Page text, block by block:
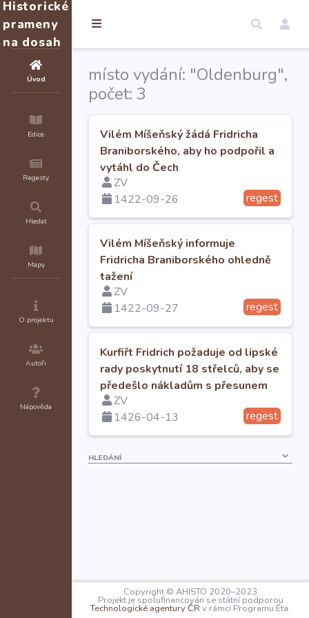
Historické
prameny
na dosah
Úvod
Edice
Regesty
Hledat
Mapy
O projektu
Autoři
Nápověda
místo vydání: "Oldenburg",
počet: 3
Vilém Míšeňský žádá Fridricha
Braniborského, aby ho podpořil a
vytáhl do Čech
ZV
1422-09-26
regest
Vilém Míšeňský informuje
Fridricha Braniborského ohledně
tažení
ZV
1422-09-27
regest
Kurfiřt Fridrich požaduje od lipské
rady poskytnutí 18 střelců, aby se
předešlo nákladům s přesunem
ZV
1426-04-13
regest
HLEDÁNÍ
Copyright © AHISTO 2020–2023
Projekt je spolufinancován se státní podporou
Technologické agentury ČR v rámci Programu Éta.